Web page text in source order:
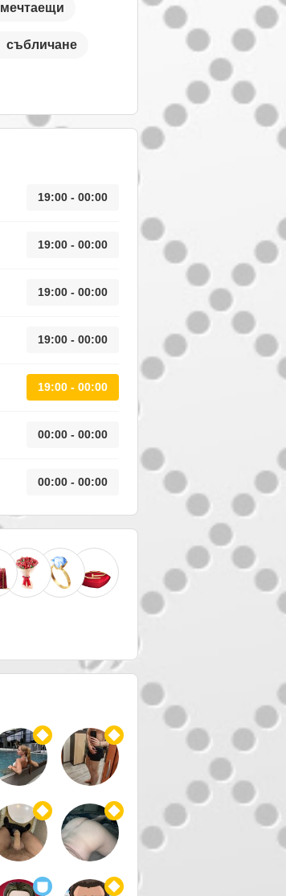
мечтаещи
събличане
19:00 - 00:00
19:00 - 00:00
19:00 - 00:00
19:00 - 00:00
19:00 - 00:00
00:00 - 00:00
00:00 - 00:00